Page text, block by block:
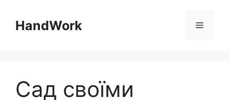
вмістуHandWork Меню
Сад своїми